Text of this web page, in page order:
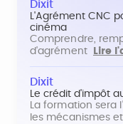
Dixit
L'Agrément CNC
cinéma
Comprendre,
d'agrément
Lire
Dixit
Le crédit d'impôt
La formation sera
les mécanismes